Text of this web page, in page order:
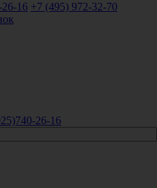
26-16 +7 (495) 972-32-70
740-26-16